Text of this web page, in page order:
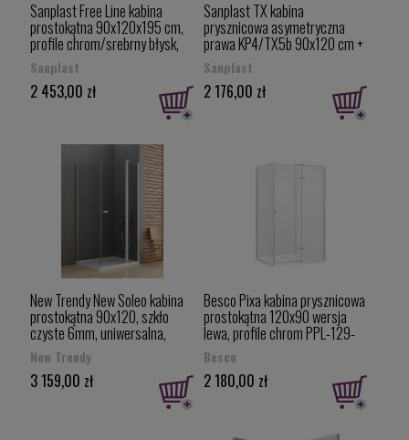
Sanplast Free Line kabina
prostokątna 90x120x195 cm,
profile chrom/srebrny błysk,
szkło przejrzyste, KNDJ2/FREE-
90x 120 -S cm/sb W0,
600260067042401 (600-
Sanplast
2 453,00 zł
Sanplast TX kabina
prysznicowa asymetryczna
prawa KP4/TX5b 90x120 cm +
brodzik asymetryczny z
obudową (BP), szkło
W15/profile białe 602-271-
Sanplast
2 176,00 zł
New Trendy New Soleo kabina
prostokątna 90x120, szkło
czyste 6mm, uniwersalna,
jedno skrzydło uchylne, Active
Shield K-0651
New Trendy
3 159,00 zł
Besco Pixa kabina prysznicowa
prostokątna 120x90 wersja
lewa, profile chrom PPL-129-
195C
Besco
2 180,00 zł